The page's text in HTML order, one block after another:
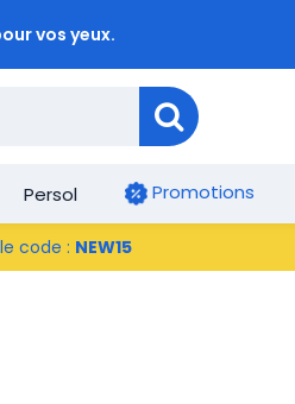
vos yeux.
Persol Promotions
code : NEW15